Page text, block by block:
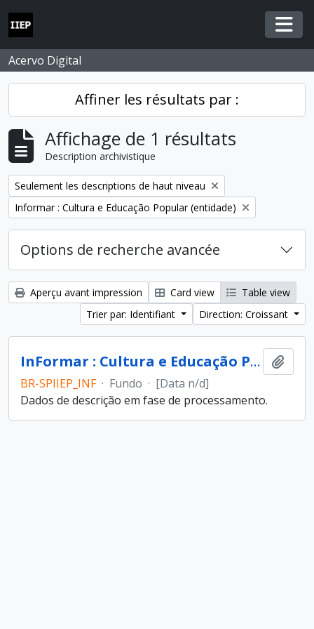
Skip to main content
Acervo Digital
Affiner les résultats par :
Affichage de 1 résultats
Description archivistique
Remove filter:
Seulement les descriptions de haut niveau
Remove filter:
Informar : Cultura e Educação Popular (entidade)
Options de recherche avancée
Aperçu avant impression Card view
Table view
Trier par: Identifiant
Direction: Croissant
InFormar : Cultura e Educação Popular (entidade)
BR-SPIIEP_INF · Fundo · [Data n/d]
Dados de descrição em fase de processamento.